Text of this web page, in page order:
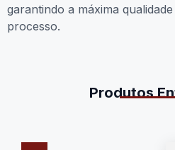
garantindo a máxima
processo.
Produtos